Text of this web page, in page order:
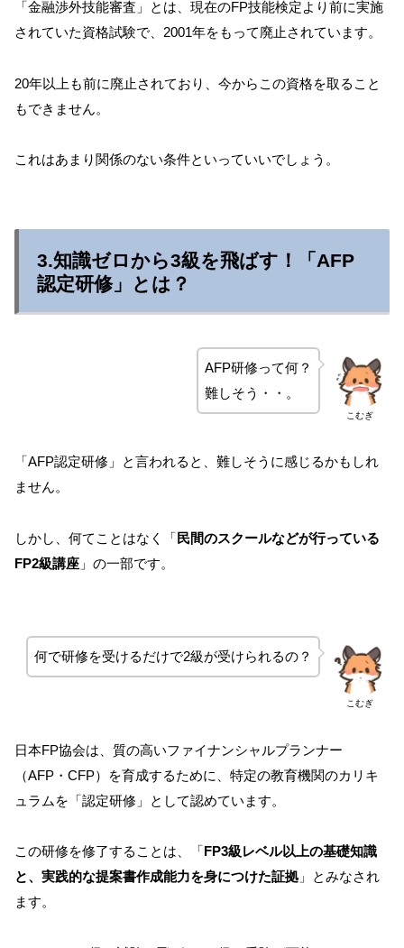
「金融渉外技能審査」とは、現在のFP技能検定より前に実施
されていた資格試験で、2001年をもって廃止されています。
20年以上も前に廃止されており、今からこの資格を取ること
もできません。
これはあまり関係のない条件といっていいでしょう。
3.知識ゼロから3級を飛ばす！「AFP
認定研修」とは？
こむぎ
AFP研修って何？
難しそう・・。
「AFP認定研修」と言われると、難しそうに感じるかもしれ
ません。
しかし、何てことはなく「 民間のスクールなどが行っている
FP2級講座 」の一部です。
こむぎ
何で研修を受けるだけで2級が受けられるの？
日本FP協会は、質の高いファイナンシャルプランナー
（AFP・CFP）を育成するために、特定の教育機関のカリキ
ュラムを「認定研修」として認めています。
この研修を修了することは、「 FP3級レベル以上の基礎知識
と、実践的な提案書作成能力を身につけた証拠 」とみなされ
ます。